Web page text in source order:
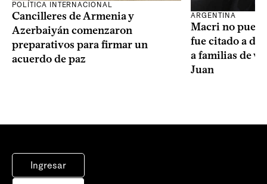
POLÍTICA INTERNACIONAL
Cancilleres de Armenia y
Azerbaiyán comenzaron
preparativos para firmar un
acuerdo de paz
ARGENTINA
Macri no
fue citado a
a familias de
Juan
Ingresar